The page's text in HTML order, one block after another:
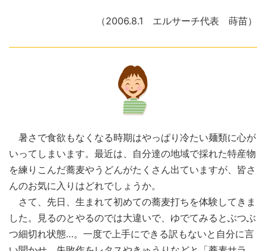
（2006.8.1 エルサーチ代表 蒔苗）
暑さで食欲もなくなる時期はやっぱり冷たい麺類に心が
いってしまいます。最近は、自分達の地域で採れた特産物
を練りこんだ蕎麦やうどんがたくさん出ていますが、皆さ
んのお気に入りはどれでしょうか。
さて、先日、生まれて初めての蕎麦打ちを体験してきま
した。見るのとやるのでは大違いで、ゆでてみるとぶつぶ
つ細切れ状態…。一度で上手にできる訳もないと自分に言